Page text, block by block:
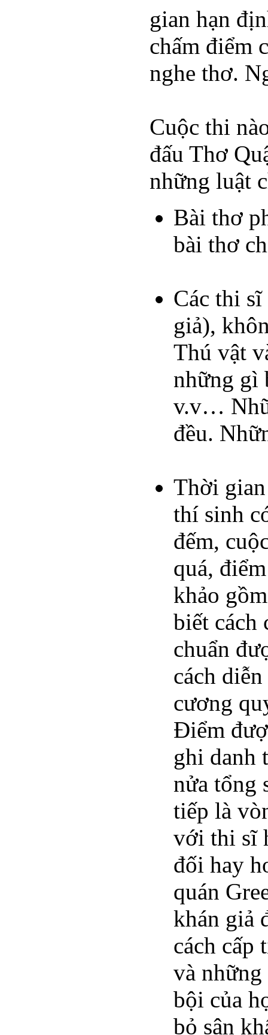
gian hạn
chấm điểm
nghe thơ.
Cuộc thi
đấu Thơ
những luật
Bài thơ
bài thơ
Các thi
giả),
Thú vật
những gì
v.v…
đều.
Thời
thí sinh
đếm,
quá,
khảo
biết cách
chuẩn
cách
cương
Điểm
ghi danh
nửa tổng
tiếp là
với thi sĩ
đối hay
quán
khán giả
cách cấp
và những
bội của
bỏ sân